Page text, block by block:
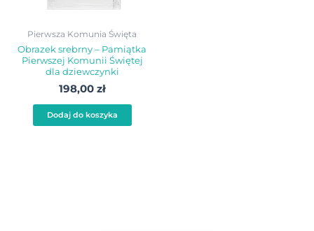
Pierwsza Komunia Święta
Obrazek srebrny – Pamiątka
Pierwszej Komunii Świętej
dla dziewczynki
198,00 zł
Dodaj do koszyka